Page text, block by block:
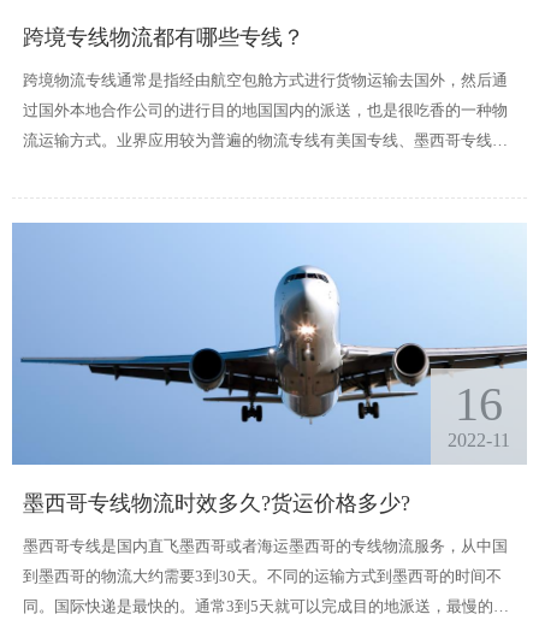
跨境专线物流都有哪些专线？
跨境物流专线通常是指经由航空包舱方式进行货物运输去国外，然后通
过国外本地合作公司的进行目的地国国内的派送，也是很吃香的一种物
流运输方式。业界应用较为普遍的物流专线有美国专线、墨西哥专线、
16
2022-11
墨西哥专线物流时效多久?货运价格多少?
墨西哥专线是国内直飞墨西哥或者海运墨西哥的专线物流服务，从中国
到墨西哥的物流大约需要3到30天。不同的运输方式到墨西哥的时间不
同。国际快递是最快的。通常3到5天就可以完成目的地派送，最慢的是